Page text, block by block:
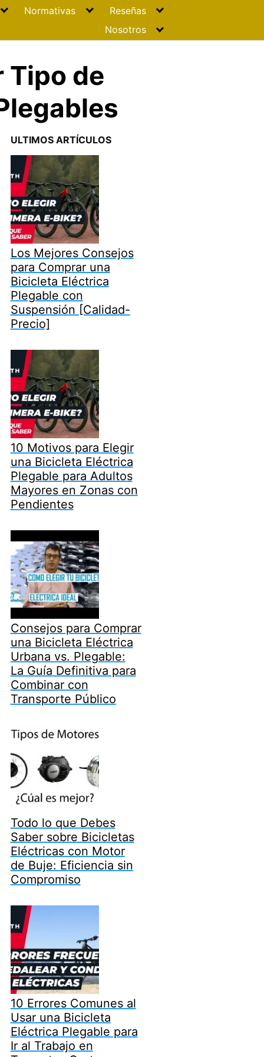
Normativas
Reseñas
Nosotros
Tipo de
ULTIMOS ARTÍCULOS
Los Mejores Consejos
para Comprar una
Bicicleta Eléctrica
Plegable con
Suspensión [Calidad-
Precio]
10 Motivos para Elegir
una Bicicleta Eléctrica
Plegable para Adultos
Mayores en Zonas con
Pendientes
Consejos para Comprar
una Bicicleta Eléctrica
Urbana vs. Plegable:
La Guía Definitiva para
Combinar con
Transporte Público
Todo lo que Debes
Saber sobre Bicicletas
Eléctricas con Motor
de Buje: Eficiencia sin
Compromiso
10 Errores Comunes al
Usar una Bicicleta
Eléctrica Plegable para
Ir al Trabajo en